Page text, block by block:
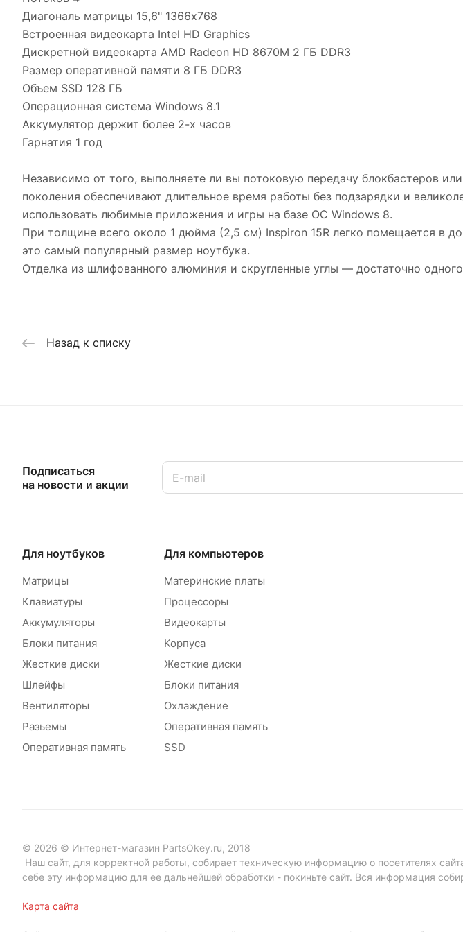
Диагональ матрицы 15,6" 1366х768
Встроенная видеокарта Intel HD Graphics
Дискретной видеокарта AMD Radeon HD 8670M 2 ГБ DDR3
Размер оперативной памяти 8 ГБ DDR3
Объем SSD 128 ГБ
Операционная система Windows 8.1
Аккумулятор держит более 2-х часов
Гарнатия 1 год
Независимо от того, выполняете ли вы потоковую передачу блокбастеров
поколения обеспечивают длительное время работы без подзарядки и
использовать любимые приложения и игры на базе ОС Windows 8.
При толщине всего около 1 дюйма (2,5 см) Inspiron 15R легко помещается в
это самый популярный размер ноутбука.
Отделка из шлифованного алюминия и скругленные углы — достаточно
Назад к списку
Подписаться
на новости и акции
Для ноутбуков
Матрицы
Клавиатуры
Аккумуляторы
Блоки питания
Жесткие диски
Шлейфы
Вентиляторы
Разьемы
Оперативная память
Для компьютеров
Материнские платы
Процессоры
Видеокарты
Корпуса
Жесткие диски
Блоки питания
Охлаждение
Оперативная память
SSD
© 2026 © Интернет-магазин PartsOkey.ru, 2018
Наш сайт, для корректной работы, собирает техническую информацию о посетителях
себе эту информацию для ее дальнейшей обработки - покиньте сайт. Вся информация
Карта сайта